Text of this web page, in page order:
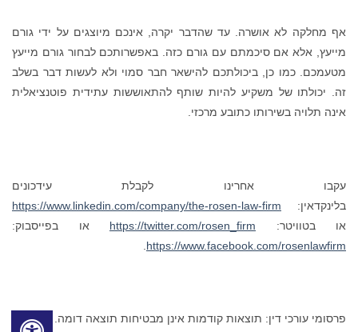
אף מחלקה לא אושרה. עד שהדבר יקרה, אינכם מיוצגים על ידי גורם
מייעץ, אלא אם סיכמתם עם גורם כזה. באפשרותכם לבחור גורם מייעץ
מטעמכם. כמו כן, ביכולתכם להישאר חבר סמוי ולא לעשות דבר בשלב
זה. יכולתו של משקיע להיות שותף להתאוששות עתידית פוטנציאלית
אינה תלויה בשירותו כתובע מרכזי.
עקבו אחרינו לקבלת עידכונים
בלינקדאין: https://www.linkedin.com/company/the-rosen-law-firm
או בטוויטר: https://twitter.com/rosen_firm או בפייסבוק:
https://www.facebook.com/rosenlawfirm
פרסומי עורכי דין: תוצאות קודמות אינן מבטיחות תוצאה דומה.